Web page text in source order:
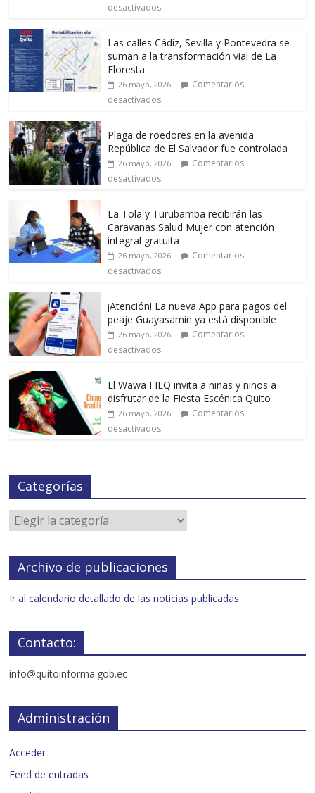
desactivados
Las calles Cádiz, Sevilla y Pontevedra se
suman a la transformación vial de La
Floresta
26 mayo, 2026
Comentarios
desactivados
Plaga de roedores en la avenida
República de El Salvador fue controlada
26 mayo, 2026
Comentarios
desactivados
La Tola y Turubamba recibirán las
Caravanas Salud Mujer con atención
integral gratuita
26 mayo, 2026
Comentarios
desactivados
¡Atención! La nueva App para pagos del
peaje Guayasamín ya está disponible
26 mayo, 2026
Comentarios
desactivados
El Wawa FIEQ invita a niñas y niños a
disfrutar de la Fiesta Escénica Quito
26 mayo, 2026
Comentarios
desactivados
Categorías
Archivo de publicaciones
Ir al calendario detallado de las noticias publicadas
Contacto:
info@quitoinforma.gob.ec
Administración
Acceder
Feed de entradas